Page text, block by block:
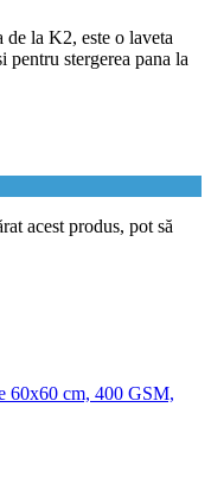
la K2, este o laveta
pentru stergerea pana la
acest produs, pot să
60x60 cm, 400 GSM,